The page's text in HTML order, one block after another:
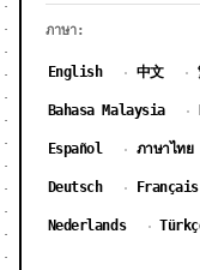
ภาษา:
English · 中文 ·
Bahasa Malaysia ·
Español · ภาษาไทย
Deutsch · Français
Nederlands ·